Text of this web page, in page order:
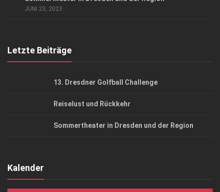
JUNI 23, 2023
Letzte Beiträge
13. Dresdner Golfball Challenge
Reiselust und Rückkehr
Sommertheater in Dresden und der Region
Kalender